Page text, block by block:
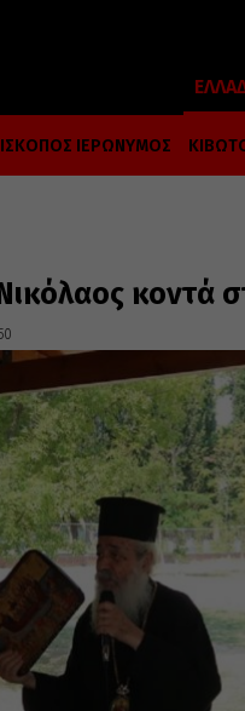
ΙΕΡΩΝΥΜΟΣ
κοντά